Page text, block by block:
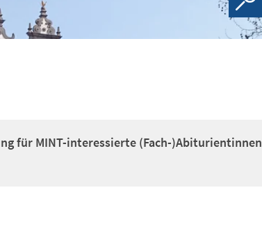
für MINT-interessierte (Fach-)Abiturientinnen